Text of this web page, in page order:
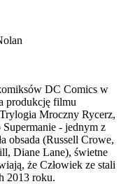
DC Comics w
produkcję filmu
Mroczny Rycerz,
- jednym z
obsada (Russell Crowe,
Diane Lane), świetne
że Człowiek ze stali
2013 roku.